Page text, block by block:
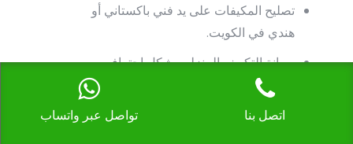
تصليح المكيفات على يد فني باكستاني أو
هندي في الكويت.
صيانة التكييف المنزلي بشكل احترافي.
صيانة وحدات التكييف بالداخل والخارج.
صيانة دورية للتكييف والطاقة المزودة
اتصل بنا تواصل عبر واتساب